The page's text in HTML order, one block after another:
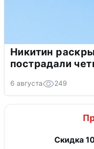
Никитин
пострадали
6 августа 249
Скидка